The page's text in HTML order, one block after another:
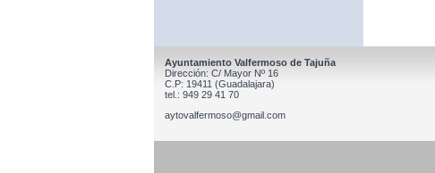
Ayuntamiento Valfermoso de Tajuña
Dirección: C/ Mayor Nº 16
C.P: 19411 (Guadalajara)
tel.: 949 29 41 70
aytovalfermoso@gmail.com